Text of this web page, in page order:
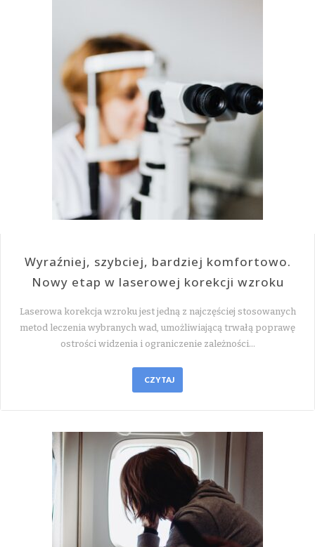
Wyraźniej, szybciej, bardziej komfortowo.
Nowy etap w laserowej korekcji wzroku
Laserowa korekcja wzroku jest jedną z najczęściej stosowanych
metod leczenia wybranych wad, umożliwiającą trwałą poprawę
ostrości widzenia i ograniczenie zależności…
CZYTAJ